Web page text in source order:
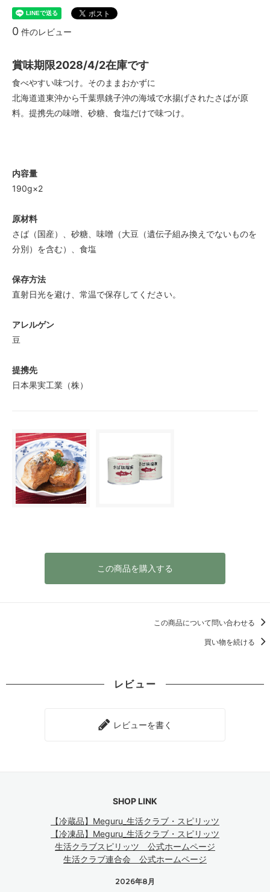
0 件のレビュー
賞味期限2028/4/2在庫です
食べやすい味つけ。そのままおかずに
北海道道東沖から千葉県銚子沖の海域で水揚げされたさばが原
料。提携先の味噌、砂糖、食塩だけで味つけ。
内容量
190g×2
原材料
さば（国産）、砂糖、味噌（大豆（遺伝子組み換えでないものを
分別）を含む）、食塩
保存方法
直射日光を避け、常温で保存してください。
アレルゲン
豆
提携先
日本果実工業（株）
この商品を購入する
この商品について問い合わせる
買い物を続ける
レビュー
レビューを書く
SHOP LINK
【冷蔵品】Meguru_生活クラブ・スピリッツ
【冷凍品】Meguru_生活クラブ・スピリッツ
生活クラブスピリッツ 公式ホームページ
生活クラブ連合会 公式ホームページ
2026年8月